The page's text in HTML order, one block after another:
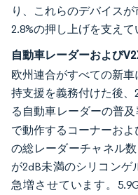
り、これらのデバイス
2.8%の押し上げを支えて
自動車レーダーおよび
欧州連合がすべての新
持支援を義務付けた後
る自動車レーダーの普及
で動作するコーナーお
の総レーダーチャネル
が2dB未満のシリコン
急増させています。